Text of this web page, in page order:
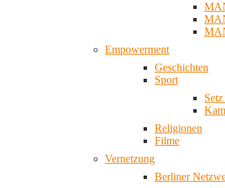
Empowerment
Geschichten
Sport
Religionen
Filme
Vernetzung
Berliner